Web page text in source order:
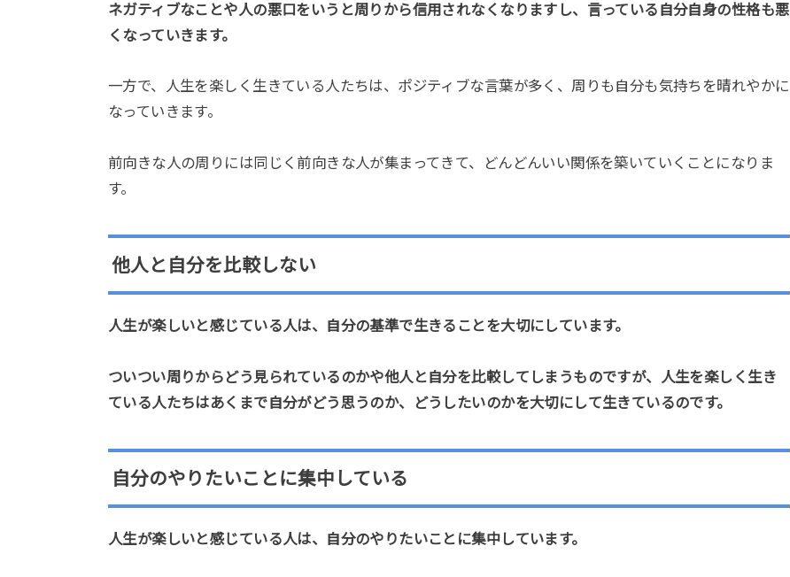
ネガティブなことや人の悪口をいうと周りから信用されなくなりますし、言っている自分自身の性格も悪
くなっていきます。
一方で、人生を楽しく生きている人たちは、ポジティブな言葉が多く、周りも自分も気持ちを晴れやかに
なっていきます。
前向きな人の周りには同じく前向きな人が集まってきて、どんどんいい関係を築いていくことになりま
す。
他人と自分を比較しない
人生が楽しいと感じている人は、自分の基準で生きることを大切にしています。
ついつい周りからどう見られているのかや他人と自分を比較してしまうものですが、人生を楽しく生き
ている人たちはあくまで自分がどう思うのか、どうしたいのかを大切にして生きているのです。
自分のやりたいことに集中している
人生が楽しいと感じている人は、自分のやりたいことに集中しています。